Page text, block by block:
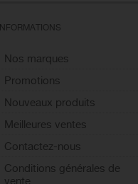
INFORMATIONS
Nos marques
Promotions
Nouveaux produits
Meilleures ventes
Contactez-nous
Conditions générales de
vente